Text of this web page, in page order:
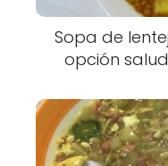
Sopa de
opción